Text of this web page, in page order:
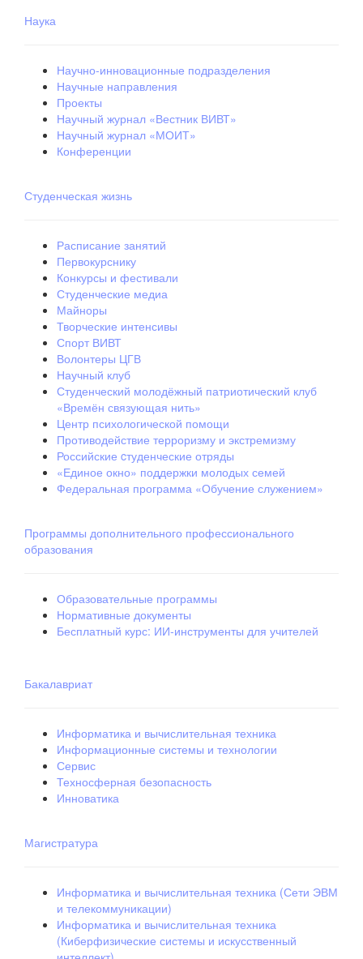
Наука
Научно-инновационные подразделения
Научные направления
Проекты
Научный журнал «Вестник ВИВТ»
Научный журнал «МОИТ»
Конференции
Студенческая жизнь
Расписание занятий
Первокурснику
Конкурсы и фестивали
Студенческие медиа
Майноры
Творческие интенсивы
Спорт ВИВТ
Волонтеры ЦГВ
Научный клуб
Студенческий молодёжный патриотический клуб
«Времён связующая нить»
Центр психологической помощи
Противодействие терроризму и экстремизму
Российские cтуденческие отряды
«Единое окно» поддержки молодых семей
Федеральная программа «Обучение служением»
Программы дополнительного профессионального
образования
Образовательные программы
Нормативные документы
Бесплатный курс: ИИ‑инструменты для учителей
Бакалавриат
Информатика и вычислительная техника
Информационные системы и технологии
Сервис
Техносферная безопасность
Инноватика
Магистратура
Информатика и вычислительная техника (Сети ЭВМ
и телекоммуникации)
Информатика и вычислительная техника
(Киберфизические системы и искусственный